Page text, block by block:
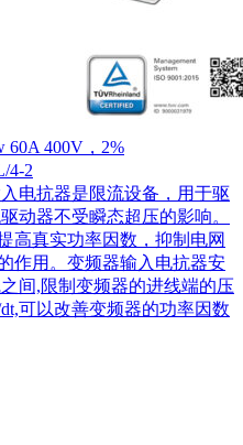
60A 400V，2%
4-2
电抗器是限流设备，用于驱
动器不受瞬态超压的影响。
高真实功率因数，抑制电网
作用。变频器输入电抗器安
间,限制变频器的进线端的压
可以改善变频器的功率因数